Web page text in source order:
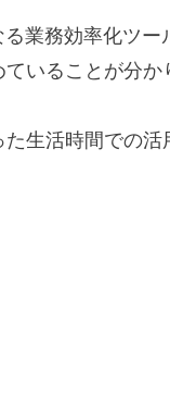
業務効率化ツ
いることが分か
生活時間での活